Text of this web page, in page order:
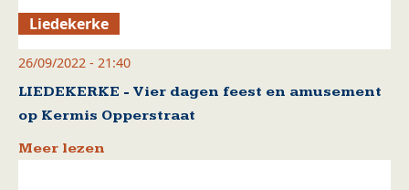
Liedekerke
26/09/2022 - 21:40
LIEDEKERKE - Vier dagen feest en amusement
op Kermis Opperstraat
Meer lezen